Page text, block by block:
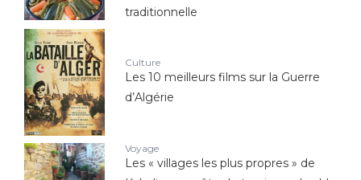
traditionnelle
Culture
Les 10 meilleurs films sur la Guerre
d’Algérie
Voyage
Les « villages les plus propres » de